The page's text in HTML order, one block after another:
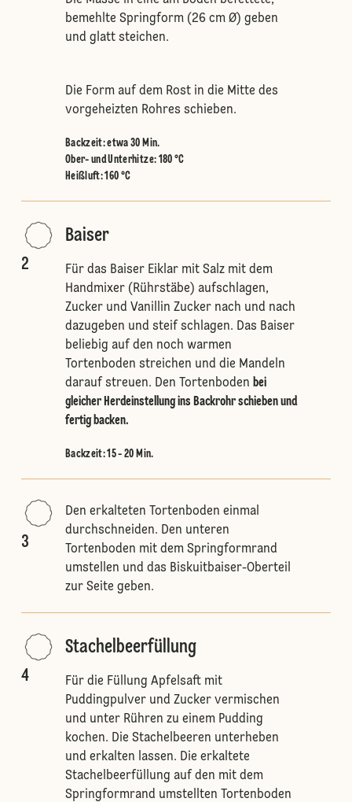
bemehlte Springform (26 cm Ø) geben
und glatt steichen.
Die Form auf dem Rost in die Mitte des
vorgeheizten Rohres schieben.
Backzeit: etwa 30 Min.
Ober- und Unterhitze: 180 °C
Heißluft:160 °C
2
Baiser
Für das Baiser Eiklar mit Salz mit dem
Handmixer (Rührstäbe) aufschlagen,
Zucker und Vanillin Zucker nach und nach
dazugeben und steif schlagen. Das Baiser
beliebig auf den noch warmen
Tortenboden streichen und die Mandeln
darauf streuen. Den Tortenboden bei
gleicher Herdeinstellung ins Backrohr schieben und
fertig backen.
Backzeit: 15 - 20 Min.
3
Den erkalteten Tortenboden einmal
durchschneiden. Den unteren
Tortenboden mit dem Springformrand
umstellen und das Biskuitbaiser-Oberteil
zur Seite geben.
4
Stachelbeerfüllung
Für die Füllung Apfelsaft mit
Puddingpulver und Zucker vermischen
und unter Rühren zu einem Pudding
kochen. Die Stachelbeeren unterheben
und erkalten lassen. Die erkaltete
Stachelbeerfüllung auf den mit dem
Springformrand umstellten Tortenboden